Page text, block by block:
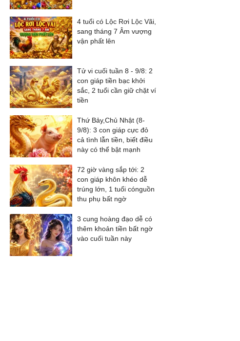
4 tuổi có Lộc Rơi Lộc Vãi,
sang tháng 7 Âm vượng
vận phất lên
Tử vi cuối tuần 8 - 9/8: 2
con giáp tiền bạc khởi
sắc, 2 tuổi cần giữ chặt ví
tiền
Thứ Bảy,Chủ Nhật (8-
9/8): 3 con giáp cực đỏ
cả tình lẫn tiền, biết điều
này có thể bật mạnh
72 giờ vàng sắp tới: 2
con giáp khôn khéo dễ
trúng lớn, 1 tuổi cónguồn
thu phụ bất ngờ
3 cung hoàng đạo dễ có
thêm khoản tiền bất ngờ
vào cuối tuần này